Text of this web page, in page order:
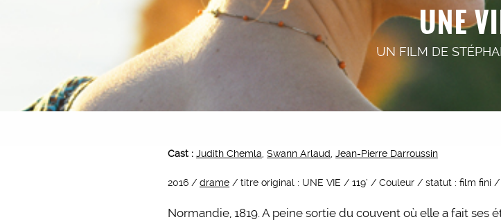
UNE
UN FILM DE
Cast :Judith Chemla ,Swann Arlaud ,Jean-Pierre Darroussin
2016 /drame / titre original : UNE VIE / 119’ / Couleur / statut : film
Normandie, 1819. A peine sortie du couvent où elle a fait ses